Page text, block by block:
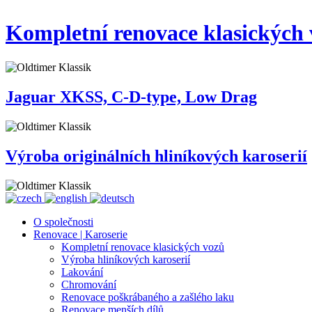
Kompletní renovace klasických
Jaguar XKSS, C-D-type, Low Drag
Výroba originálních hliníkových karoserií
O společnosti
Renovace | Karoserie
Kompletní renovace klasických vozů
Výroba hliníkových karoserií
Lakování
Chromování
Renovace poškrábaného a zašlého laku
Renovace menších dílů